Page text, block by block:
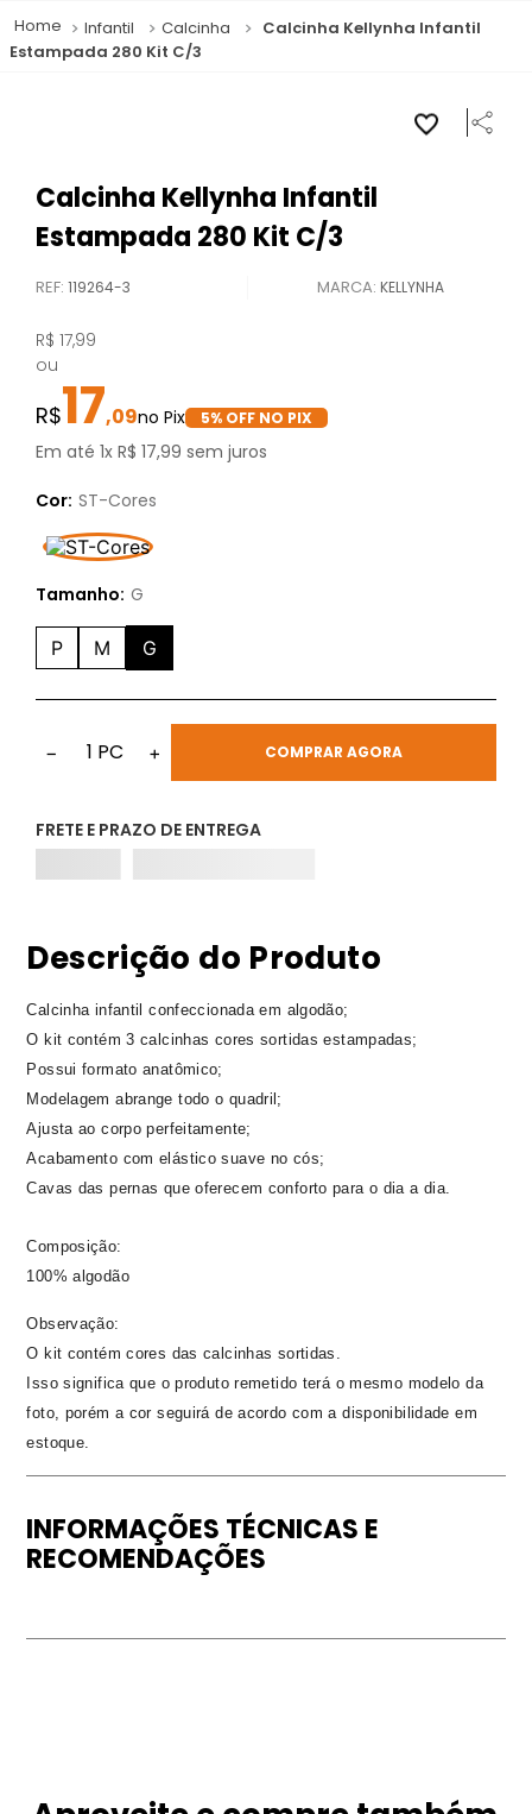
Infantil Calcinha
Calcinha Kellynha Infantil
Estampada 280 Kit C/3
Calcinha Kellynha Infantil
Estampada 280 Kit C/3
REF:119264-3 KELLYNHA
R$ 17,99
ou
17,09 5% OFF NO PIX
Em até1xR$ 17,99 sem juros
Cor: ST-Cores
Tamanho: G
P M G
− 1 PC + COMPRAR AGORA
FRETE E PRAZO DE ENTREGA
Descrição do Produto
Calcinha infantil confeccionada em algodão;
O kit contém 3 calcinhas cores sortidas estampadas;
Possui formato anatômico;
Modelagem abrange todo o quadril;
Ajusta ao corpo perfeitamente;
Acabamento com elástico suave no cós;
Cavas das pernas que oferecem conforto para o dia a dia.
Composição:
100% algodão
Observação:
O kit contém cores das calcinhas sortidas.
Isso significa que o produto remetido terá o mesmo modelo da
foto, porém a cor seguirá de acordo com a disponibilidade em
estoque.
INFORMAÇÕES TÉCNICAS E
RECOMENDAÇÕES